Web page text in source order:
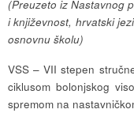
(Preuzeto iz Nastavnog
i književnost, hrvatski
osnovnu školu)
VSS – VII stepen
ciklusom bolonjskog
spremom na